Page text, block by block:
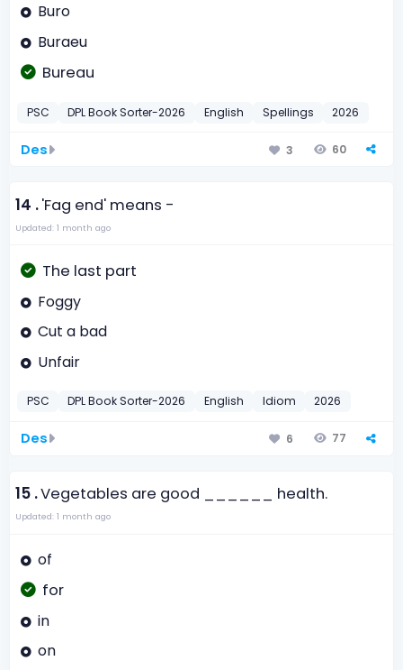
Buro
Buraeu
Bureau
PSC DPL Book Sorter-2026 English Spellings 2026
Des 3 60
14 .'Fag end' means -
Updated: 1 month ago
The last part
Foggy
Cut a bad
Unfair
PSC DPL Book Sorter-2026 English Idiom 2026
Des 6 77
15 .Vegetables are good ______ health.
Updated: 1 month ago
of
for
in
on